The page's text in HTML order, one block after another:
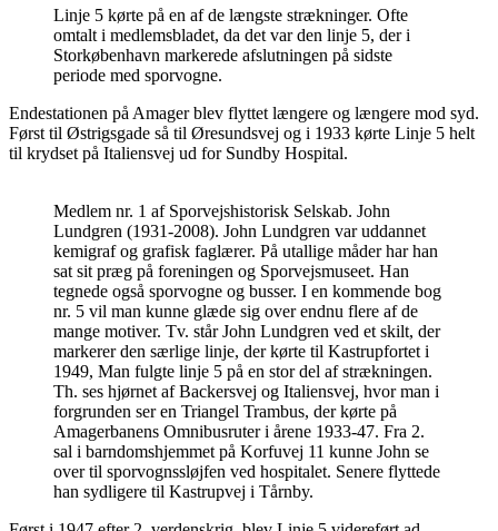
Linje 5 kørte på en af de længste strækninger. Ofte
omtalt i medlemsbladet, da det var den linje 5, der i
Storkøbenhavn markerede afslutningen på sidste
periode med sporvogne.
Endestationen på Amager blev flyttet længere og længere mod syd.
Først til Østrigsgade så til Øresundsvej og i 1933 kørte Linje 5 helt
til krydset på Italiensvej ud for Sundby Hospital.
Medlem nr. 1 af Sporvejshistorisk Selskab. John
Lundgren (1931-2008). John Lundgren var uddannet
kemigraf og grafisk faglærer. På utallige måder har han
sat sit præg på foreningen og Sporvejsmuseet. Han
tegnede også sporvogne og busser. I en kommende bog
nr. 5 vil man kunne glæde sig over endnu flere af de
mange motiver. Tv. står John Lundgren ved et skilt, der
markerer den særlige linje, der kørte til Kastrupfortet i
1949, Man fulgte linje 5 på en stor del af strækningen.
Th. ses hjørnet af Backersvej og Italiensvej, hvor man i
forgrunden ser en Triangel Trambus, der kørte på
Amagerbanens Omnibusruter i årene 1933-47. Fra 2.
sal i barndomshjemmet på Korfuvej 11 kunne John se
over til sporvognssløjfen ved hospitalet. Senere flyttede
han sydligere til Kastrupvej i Tårnby.